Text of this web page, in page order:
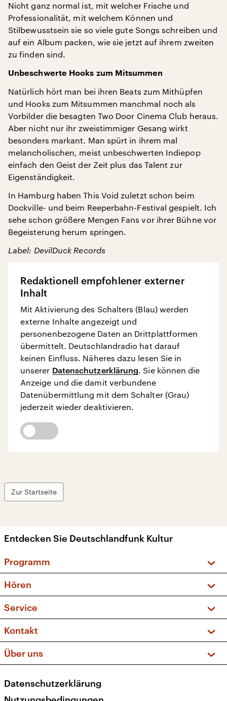
Nicht ganz normal ist, mit welcher Frische und
Professionalität, mit welchem Können und
Stilbewusstsein sie so viele gute Songs schreiben und
auf ein Album packen, wie sie jetzt auf ihrem zweiten
zu finden sind.
Unbeschwerte Hooks zum Mitsummen
Natürlich hört man bei ihren Beats zum Mithüpfen
und Hooks zum Mitsummen manchmal noch als
Vorbilder die besagten Two Door Cinema Club heraus.
Aber nicht nur ihr zweistimmiger Gesang wirkt
besonders markant. Man spürt in ihrem mal
melancholischen, meist unbeschwerten Indiepop
einfach den Geist der Zeit plus das Talent zur
Eigenständigkeit.
In Hamburg haben This Void zuletzt schon beim
Dockville- und beim Reeperbahn-Festival gespielt. Ich
sehe schon größere Mengen Fans vor ihrer Bühne vor
Begeisterung herum springen.
Label: DevilDuck Records
Redaktionell empfohlener externer
Inhalt
Mit Aktivierung des Schalters (Blau) werden
externe Inhalte angezeigt und
personenbezogene Daten an Drittplattformen
übermittelt. Deutschlandradio hat darauf
keinen Einfluss. Näheres dazu lesen Sie in
unserer Datenschutzerklärung. Sie können die
Anzeige und die damit verbundene
Datenübermittlung mit dem Schalter (Grau)
jederzeit wieder deaktivieren.
Zur Startseite
Entdecken Sie Deutschlandfunk Kultur
Programm
Sendungen und Podcasts
Musikliste
Kakadu – Das Kinderprogramm
Hören
Frequenzen (UKW + DAB+)
Service
FAQ
Apps
Newsletter
Veranstaltungen
Kontakt
Social Media
Über uns
Presse
Datenschutzerklärung